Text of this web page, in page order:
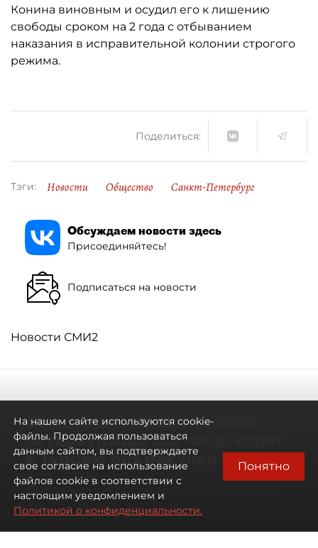
Конина виновным и осудил его к лишению
свободы сроком на 2 года с отбыванием
наказания в исправительной колонии строгого
режима.
Поделиться:
Тэги: Новости Общество Санкт-Петербург
Обсуждаем новости здесь
Присоединяйтесь!
Подписаться на новости
Новости СМИ2
Самостоятельными стали:
петербуржцы всё чаще ездят
в Турцию без покупки туров
Петербуржцы стали чаще отдыхать в
Турции без покупки туров
На нашем сайте используются cookie-
файлы. Продолжая пользоваться
данным сайтом, вы подтверждаете
свое согласие на использование
файлов cookie в соответствии с
настоящим уведомлением и
Политикой о конфиденциальности.
Понятно